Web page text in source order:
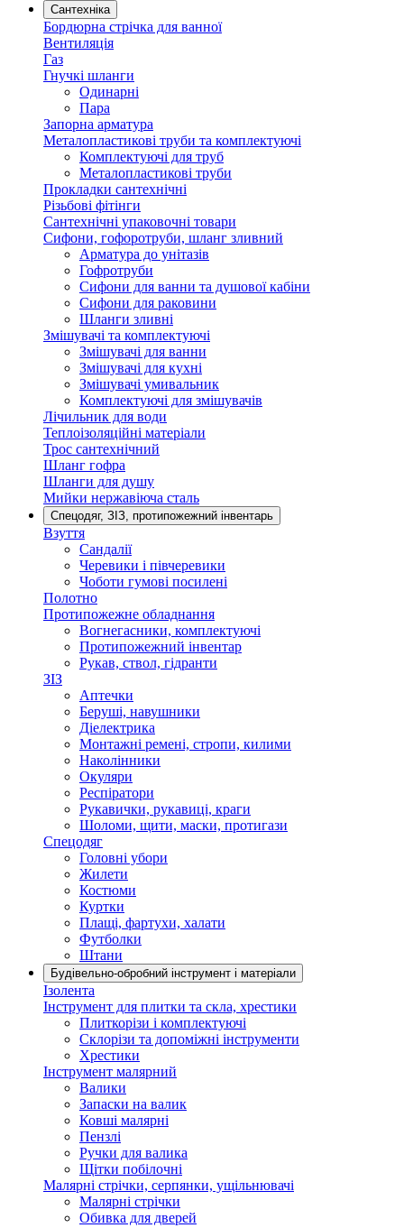
Сантехніка
Бордюрна стрічка для ванної
Вентиляція
Газ
Гнучкі шланги
Одинарні
Пара
Запорна арматура
Металопластикові труби та комплектуючі
Комплектуючі для труб
Металопластикові труби
Прокладки сантехнічні
Різьбові фітінги
Сантехнічні упаковочні товари
Сифони, гофоротруби, шланг зливний
Арматура до унітазів
Гофротруби
Сифони для ванни та душової кабіни
Сифони для раковини
Шланги зливні
Змішувачі та комплектуючі
Змішувачі для ванни
Змішувачі для кухні
Змішувачі умивальник
Комплектуючі для змішувачів
Лічильник для води
Теплоізоляційні матеріали
Трос сантехнічний
Шланг гофра
Шланги для душу
Мийки нержавіюча сталь
Спецодяг, ЗІЗ, протипожежний інвентарь
Взуття
Сандалії
Черевики і півчеревики
Чоботи гумові посилені
Полотно
Протипожежне обладнання
Вогнегасники, комплектуючі
Протипожежний інвентар
Рукав, ствол, гідранти
ЗІЗ
Аптечки
Беруші, навушники
Діелектрика
Монтажні ремені, стропи, килими
Наколінники
Окуляри
Респіратори
Рукавички, рукавиці, краги
Шоломи, щити, маски, протигази
Спецодяг
Головні убори
Жилети
Костюми
Куртки
Плащі, фартухи, халати
Футболки
Штани
Будівельно-обробний інструмент і матеріали
Ізолента
Інструмент для плитки та скла, хрестики
Плиткорізи і комплектуючі
Склорізи та допоміжні інструменти
Хрестики
Інструмент малярний
Валики
Запаски на валик
Ковші малярні
Пензлі
Ручки для валика
Щітки побілочні
Малярні стрічки, серпянки, ущільнювачі
Малярні стрічки
Обивка для дверей